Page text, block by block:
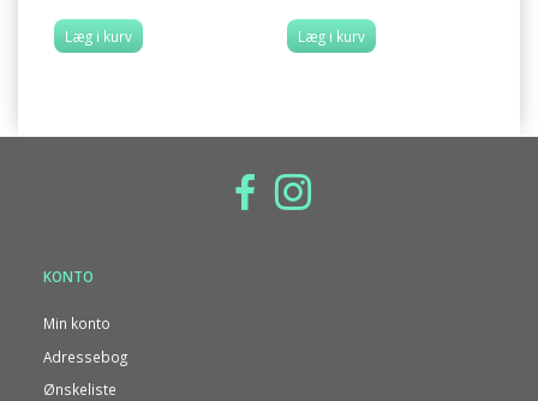
Læg i kurv Læg i kurv
KONTO
Min konto
Adressebog
Ønskeliste